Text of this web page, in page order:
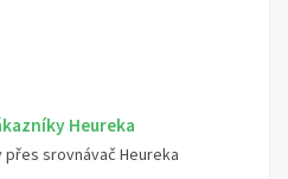
Heureka
srovnávač Heureka